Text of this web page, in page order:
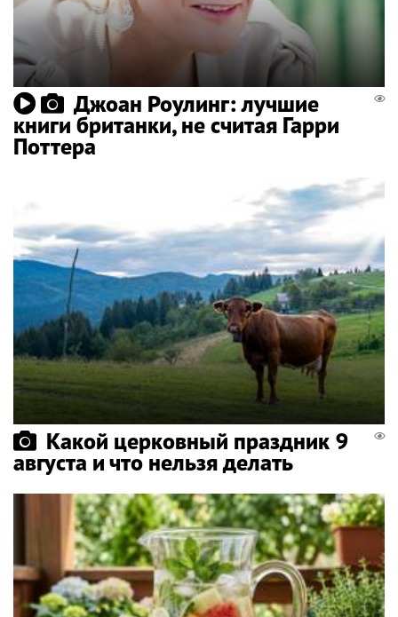
Джоан Роулинг: лучшие
книги британки, не считая Гарри
Поттера
Какой церковный праздник 9
августа и что нельзя делать